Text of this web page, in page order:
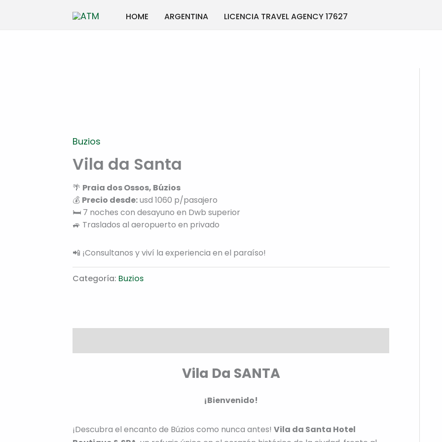
HOME ARGENTINA LICENCIA TRAVEL AGENCY 17627
Buzios
Vila da Santa
🌴 Praia dos Ossos, Búzios
💰 Precio desde:usd 1060 p/pasajero
🛏️ 7 noches con desayuno en Dwb superior
🚙 Traslados al aeropuerto en privado
📲 ¡Consultanos y viví la experiencia en el paraíso!
Categoría: Buzios
Vila Da SANTA
¡Bienvenido!
¡Descubra el encanto de Búzios como nunca antes! Vila da Santa Hotel